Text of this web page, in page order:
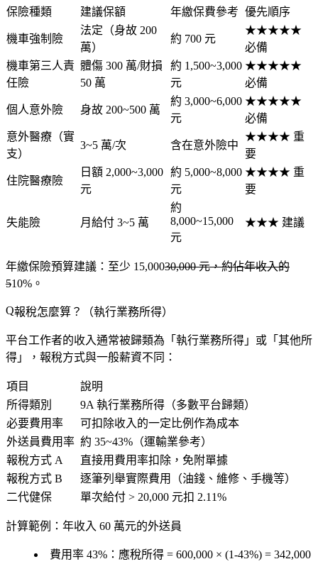
保險種類 建議保額 年繳保費參考 優先順序
機車強制險
法定（身故 200
萬）
約 700 元
★★★★★
必備
機車第三人責
任險
體傷 300 萬/財損
50 萬
約 1,500~3,000
元
★★★★★
必備
個人意外險 身故 200~500 萬
約 3,000~6,000
元
★★★★★
必備
意外醫療（實
支）
3~5 萬/次 含在意外險中
★★★★ 重
要
住院醫療險
日額 2,000~3,000
元
約 5,000~8,000
元
★★★★ 重
要
失能險 月給付 3~5 萬
約
8,000~15,000
元
★★★ 建議
年繳保險預算建議 ：至少 15,00030,000 元，約佔年收入的
510%。
報稅怎麼算？（執行業務所得）
平台工作者的收入通常被歸類為「執行業務所得」或「其他所
得」，報稅方式與一般薪資不同：
項目
說明
所得類別
9A 執行業務所得（多數平台歸類）
必要費用率
可扣除收入的一定比例作為成本
外送員費用率 約 35~43%（運輸業參考）
報稅方式 A
直接用費用率扣除，免附單據
報稅方式 B
逐筆列舉實際費用（油錢、維修、手機等）
二代健保
單次給付 > 20,000 元扣 2.11%
計算範例 ：年收入 60 萬元的外送員
費用率 43%：應稅所得 = 600,000 × (1-43%) = 342,000